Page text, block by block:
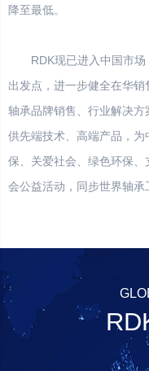
降至最低。
RDK现已进入中国市
出发点，进一步健全在华
轴承品牌销售、行业解决
供先端技术、高端产品，
保、关爱社会、绿色环保
会公益活动，同步世界轴承